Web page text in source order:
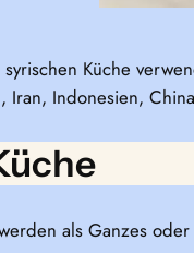
Küche
Indonesien,
als Ganzes